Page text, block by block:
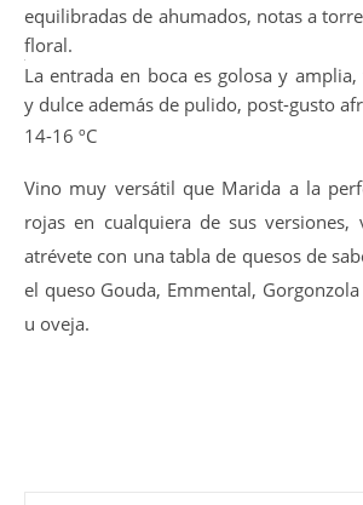
equilibradas de ahumados, notas a
floral.
La entrada en boca es golosa y
y dulce además de pulido, post-gusto
14-16 ºC
Vino muy versátil que Marida a la
rojas en cualquiera de sus versiones,
atrévete con una tabla de quesos de
el queso Gouda, Emmental,
u oveja.